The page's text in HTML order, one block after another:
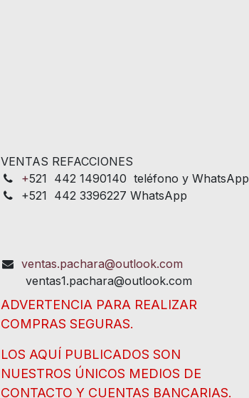
VENTAS REFACCIONES
+521 442 1490140 teléfono y WhatsApp
+521 442 3396227 WhatsApp
ventas.pachara@outlook.com
ventas1.pachara@outlook.com
ADVERTENCIA PARA REALIZAR
COMPRAS SEGURAS.
LOS AQUÍ PUBLICADOS SON
NUESTROS ÚNICOS MEDIOS DE
CONTACTO Y CUENTAS BANCARIAS.